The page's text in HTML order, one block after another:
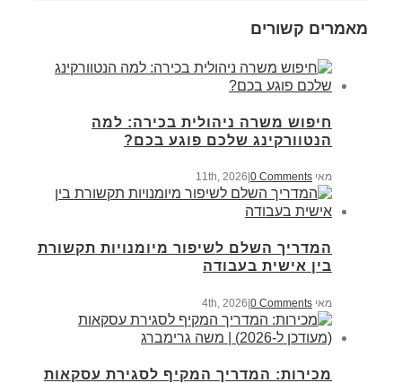
מאמרים קשורים
חיפוש משרה ניהולית בכירה: למה
הנטוורקינג שלכם פוגע בכם?
מאי 11th, 2026 0 Comments
המדריך השלם לשיפור מיומנויות תקשורת
בין אישית בעבודה
מאי 4th, 2026 |0 Comments
מכירות: המדריך המקיף לסגירת עסקאות